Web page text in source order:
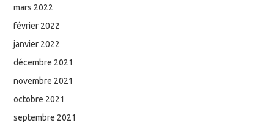
mars 2022
février 2022
janvier 2022
décembre 2021
novembre 2021
octobre 2021
septembre 2021